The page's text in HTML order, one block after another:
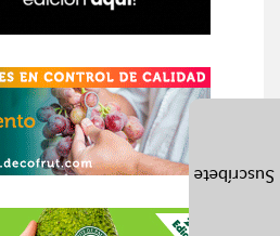
Suscríbete